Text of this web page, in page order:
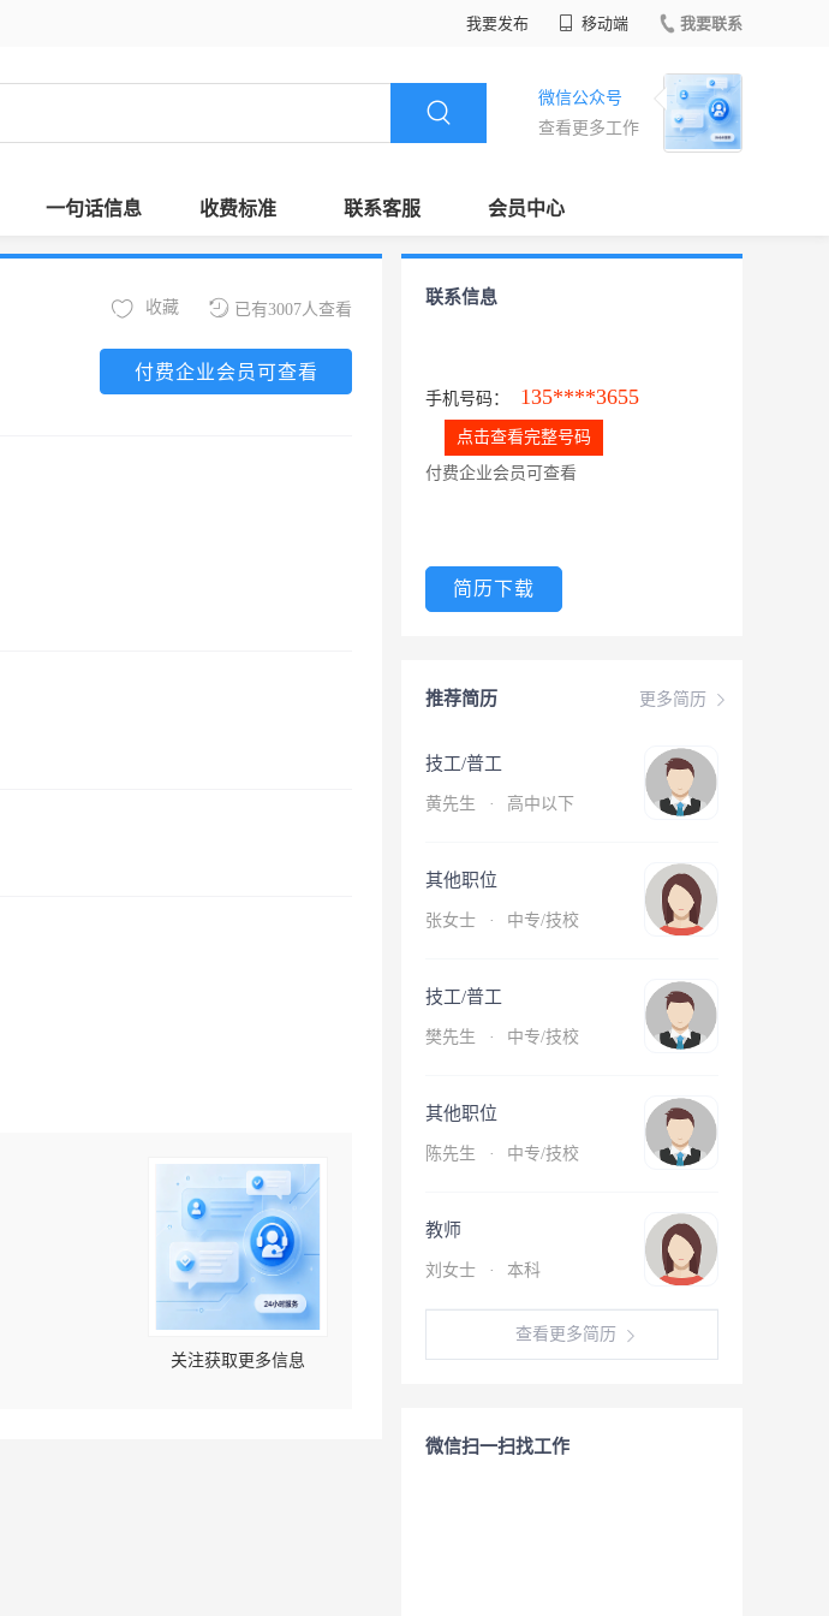
我要发布 移动端 我要联系
微信公众号
查看更多工作
一句话信息 收费标准 联系客服 会员中心
已有3007人查看
收藏
付费企业会员可查看
关注获取更多信息
联系信息
手机号码： 135****3655
点击查看完整号码
付费企业会员可查看
简历下载
更多简历
推荐简历
技工/普工
黄先生 · 高中以下
其他职位
张女士 · 中专/技校
技工/普工
樊先生 · 中专/技校
其他职位
陈先生 · 中专/技校
教师
刘女士 · 本科
查看更多简历
微信扫一扫找工作